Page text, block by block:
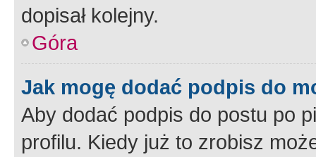
dopisał kolejny.
Góra
Jak mogę dodać podpis do
Aby dodać podpis do postu po
profilu. Kiedy już to zrobisz